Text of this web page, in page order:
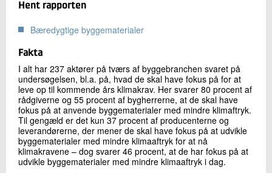
Hent rapporten
Bæredygtige byggematerialer
Fakta
I alt har 237 aktører på tværs af byggebranchen svaret på
undersøgelsen, bl.a. på, hvad de skal have fokus på for at
leve op til kommende års klimakrav. Her svarer 80 procent af
rådgiverne og 55 procent af bygherrerne, at de skal have
fokus på at anvende byggematerialer med mindre klimaftryk.
Til gengæld er det kun 37 procent af producenterne og
leverandørerne, der mener de skal have fokus på at udvikle
byggematerialer med mindre klimaaftryk for at nå
klimakravene – dog svarer 46 procent, at de har fokus på at
udvikle byggematerialer med mindre klimaaftryk i dag.